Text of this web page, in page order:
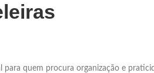
para quem procura organização e